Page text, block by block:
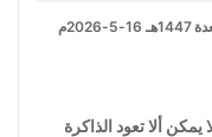
ألا تعود الذاكرة